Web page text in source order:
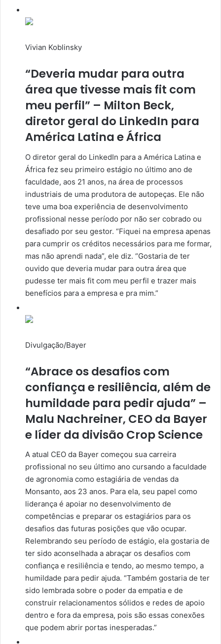
Vivian Koblinsky
“Deveria mudar para outra
área que tivesse mais fit com
meu perfil” – Milton Beck,
diretor geral do LinkedIn para
América Latina e África
O diretor geral do LinkedIn para a América Latina e
África fez seu primeiro estágio no último ano de
faculdade, aos 21 anos, na área de processos
industriais de uma produtora de autopeças. Ele não
teve uma boa experiência de desenvolvimento
profissional nesse período por não ser cobrado ou
desafiado por seu gestor. “Fiquei na empresa apenas
para cumprir os créditos necessários para me formar,
mas não aprendi nada”, ele diz. “Gostaria de ter
ouvido que deveria mudar para outra área que
pudesse ter mais fit com meu perfil e trazer mais
benefícios para a empresa e pra mim.”
Divulgação/Bayer
“Abrace os desafios com
confiança e resiliência, além de
humildade para pedir ajuda” –
Malu Nachreiner, CEO da Bayer
e líder da divisão Crop Science
A atual CEO da Bayer começou sua carreira
profissional no seu último ano cursando a faculdade
de agronomia como estagiária de vendas da
Monsanto, aos 23 anos. Para ela, seu papel como
liderança é apoiar no desenvolvimento de
competências e preparar os estagiários para os
desafios das futuras posições que vão ocupar.
Relembrando seu período de estágio, ela gostaria de
ter sido aconselhada a abraçar os desafios com
confiança e resiliência e tendo, ao mesmo tempo, a
humildade para pedir ajuda. “Também gostaria de ter
sido lembrada sobre o poder da empatia e de
construir relacionamentos sólidos e redes de apoio
dentro e fora da empresa, pois são essas conexões
que podem abrir portas inesperadas.”